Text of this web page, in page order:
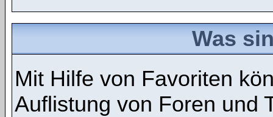
Was
Mit Hilfe von Favoriten
Auflistung von Foren und